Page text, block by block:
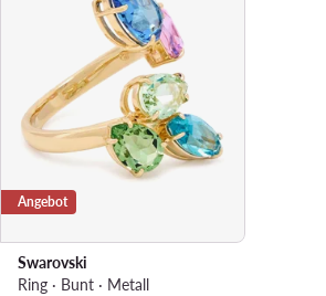
Angebot
Swarovski
Ring · Bunt · Metall